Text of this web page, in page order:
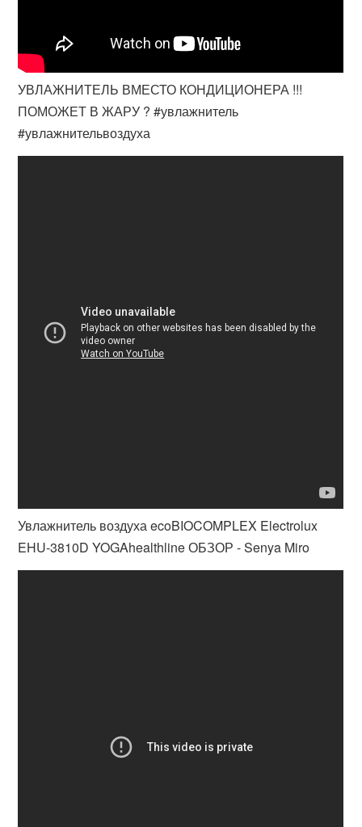
УВЛАЖНИТЕЛЬ ВМЕСТО КОНДИЦИОНЕРА !!!
ПОМОЖЕТ В ЖАРУ ? #увлажнитель
#увлажнительвоздуха
Увлажнитель воздуха ecoBIOCOMPLEX Electrolux
EHU-3810D YOGAhealthline ОБЗОР - Senya Miro